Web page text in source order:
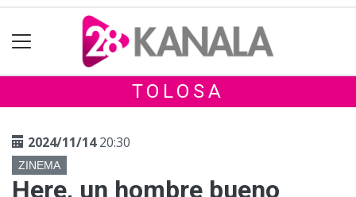
TOLOSA
2024/11/1420:30
ZINEMA
Here, un hombre bueno